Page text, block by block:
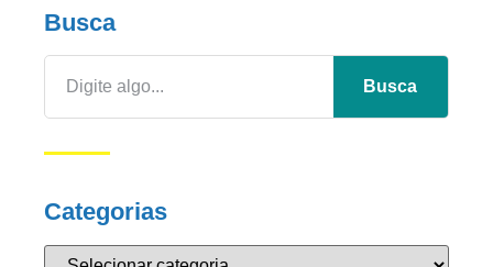
Busca
Busca
Categorias